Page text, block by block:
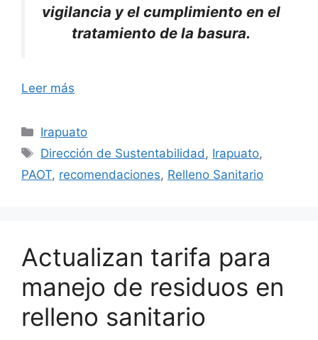
vigilancia y el cumplimiento en el
tratamiento de la basura.
Leer más
Categorías
Irapuato
Etiquetas
Dirección de Sustentabilidad, Irapuato,
PAOT, recomendaciones, Relleno Sanitario
Actualizan tarifa para
manejo de residuos en
relleno sanitario